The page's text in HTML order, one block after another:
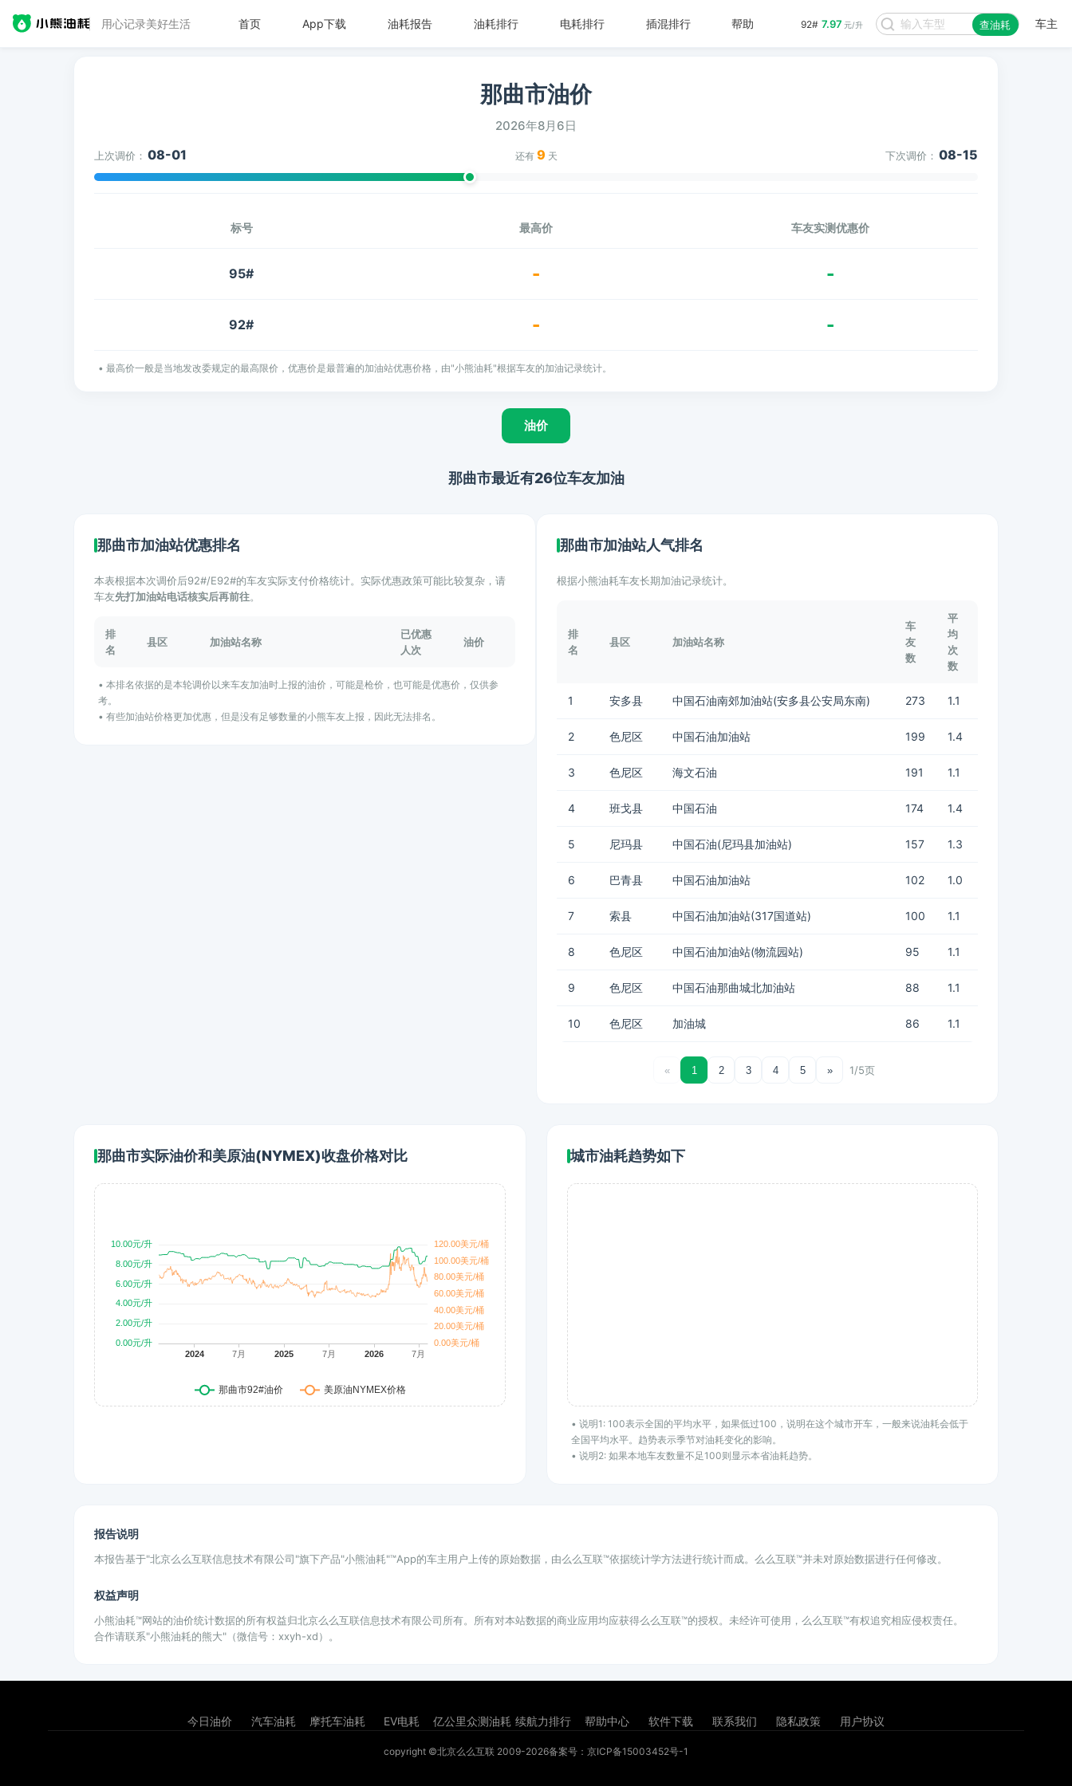
用心记录美好生活 92# 7.97 元/升 查油耗 车主
首页 App下载 油耗报告 油耗排行 电耗排行 插混排行 帮助
那曲市油价
2026年8月6日
上次调价： 08-01 还有 9 天 下次调价： 08-15
标号 最高价 车友实测优惠价
95# - -
92# - -
• 最高价一般是当地发改委规定的最高限价，优惠价是最普遍的加油站优惠价格，由"小熊油耗"根据车友的加油记录统计。
油价
那曲市最近有26位车友加油
那曲市加油站优惠排名
本表根据本次调价后92#/E92#的车友实际支付价格统计。实际优惠政策可能比较复杂，请
车友先打加油站电话核实后再前往。
排
名
县区 加油站名称
已优惠
人次
油价
• 本排名依据的是本轮调价以来车友加油时上报的油价，可能是枪价，也可能是优惠价，仅供参
考。
• 有些加油站价格更加优惠，但是没有足够数量的小熊车友上报，因此无法排名。
那曲市加油站人气排名
根据小熊油耗车友长期加油记录统计。
排
名
县区 加油站名称
车
友
数
平
均
次
数
1 安多县 中国石油南郊加油站(安多县公安局东南) 273 1.1
2 色尼区 中国石油加油站 199 1.4
3 色尼区 海文石油 191 1.1
4 班戈县 中国石油 174 1.4
5 尼玛县 中国石油(尼玛县加油站) 157 1.3
6 巴青县 中国石油加油站 102 1.0
7 索县 中国石油加油站(317国道站) 100 1.1
8 色尼区 中国石油加油站(物流园站) 95 1.1
9 色尼区 中国石油那曲城北加油站 88 1.1
10 色尼区 加油城 86 1.1
« 1 2 3 4 5 » 1/5页
那曲市实际油价和美原油(NYMEX)收盘价格对比 城市油耗趋势如下
• 说明1: 100表示全国的平均水平，如果低过100，说明在这个城市开车，一般来说油耗会低于
全国平均水平。趋势表示季节对油耗变化的影响。
• 说明2: 如果本地车友数量不足100则显示本省油耗趋势。
报告说明
本报告基于"北京么么互联信息技术有限公司"旗下产品"小熊油耗"™App的车主用户上传的原始数据，由么么互联™依据统计学方法进行统计而成。么么互联™并未对原始数据进行任何修改。
权益声明
小熊油耗™网站的油价统计数据的所有权益归北京么么互联信息技术有限公司所有。所有对本站数据的商业应用均应获得么么互联™的授权。未经许可使用，么么互联™有权追究相应侵权责任。
合作请联系"小熊油耗的熊大"（微信号：xxyh-xd）。
今日油价 汽车油耗 摩托车油耗 EV电耗 亿公里众测油耗 续航力排行 帮助中心 软件下载 联系我们 隐私政策 用户协议
copyright ©北京么么互联 2009-2026备案号：京ICP备15003452号-1